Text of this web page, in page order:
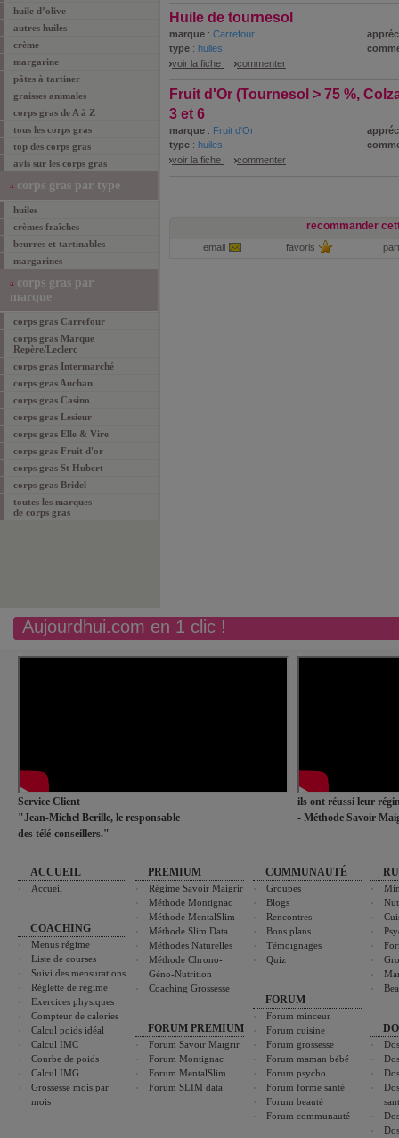
huile d’olive
autres huiles
crème
margarine
pâtes à tartiner
graisses animales
corps gras de A à Z
tous les corps gras
top des corps gras
avis sur les corps gras
corps gras par type
huiles
crèmes fraîches
beurres et tartinables
margarines
corps gras par
marque
corps gras Carrefour
corps gras Marque
Repère/Leclerc
corps gras Intermarché
corps gras Auchan
corps gras Casino
corps gras Lesieur
corps gras Elle & Vire
corps gras Fruit d'or
corps gras St Hubert
corps gras Bridel
toutes les marques
de corps gras
Huile de tournesol
marque : Carrefour
type : huiles
voir la fiche
commenter
Fruit d'Or (Tournesol > 75 %,
3 et 6
marque : Fruit d'Or
type : huiles
voir la fiche
commenter
recommander
email favoris
Aujourdhui.com en 1 clic !
Service Client
"Jean-Michel Berille, le responsable
des télé-conseillers."
ils ont réussi leur
- Méthode Savoir
ACCUEIL
Accueil
COACHING
Menus régime
Liste de courses
Suivi des mensurations
Réglette de régime
Exercices physiques
Compteur de calories
Calcul poids idéal
Calcul IMC
Courbe de poids
Calcul IMG
Grossesse mois par
mois
PREMIUM
Régime Savoir Maigrir
Méthode Montignac
Méthode MentalSlim
Méthode Slim Data
Méthodes Naturelles
Méthode Chrono-
Géno-Nutrition
Coaching Grossesse
FORUM PREMIUM
Forum Savoir Maigrir
Forum Montignac
Forum MentalSlim
Forum SLIM data
COMMUNAUTÉ
Groupes
Blogs
Rencontres
Bons plans
Témoignages
Quiz
FORUM
Forum minceur
Forum cuisine
Forum grossesse
Forum maman bébé
Forum psycho
Forum forme santé
Forum beauté
Forum communauté